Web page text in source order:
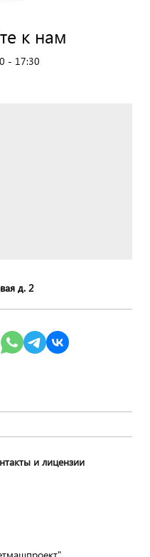
к нам
- 17:30
д. 2
и лицензии